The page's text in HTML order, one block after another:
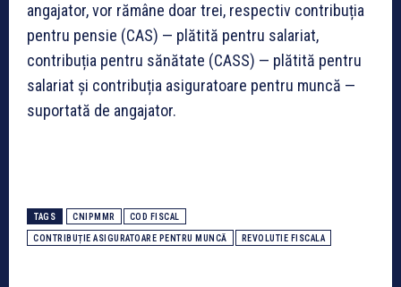
angajator, vor rămâne doar trei, respectiv contribuția
pentru pensie (CAS) — plătită pentru salariat,
contribuția pentru sănătate (CASS) — plătită pentru
salariat și contribuția asiguratoare pentru muncă —
suportată de angajator.
TAGS CNIPMMR COD FISCAL
CONTRIBUȚIE ASIGURATOARE PENTRU MUNCĂ REVOLUTIE FISCALA